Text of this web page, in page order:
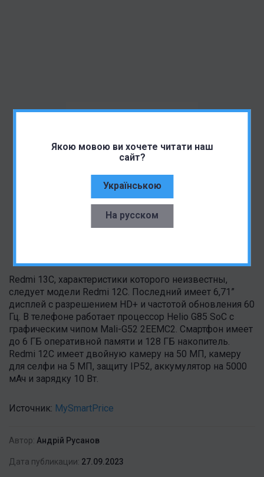
Якою мовою ви хочете читати наш
сайт?
Українською
На русском
Redmi 13C, характеристики которого неизвестны,
следует модели Redmi 12C. Последний имеет 6,71”
дисплей с разрешением HD+ и частотой обновления 60
Гц. В телефоне работает процессор Helio G85 SoC с
графическим чипом Mali-G52 2EEMC2. Смартфон имеет
до 6 ГБ оперативной памяти и 128 ГБ накопитель.
Redmi 12C имеет двойную камеру на 50 МП, камеру
для селфи на 5 МП, защиту IP52, аккумулятор на 5000
мАч и зарядку 10 Вт.
Источник: MySmartPrice
Автор: Андрій Русанов
Дата публикации: 27.09.2023